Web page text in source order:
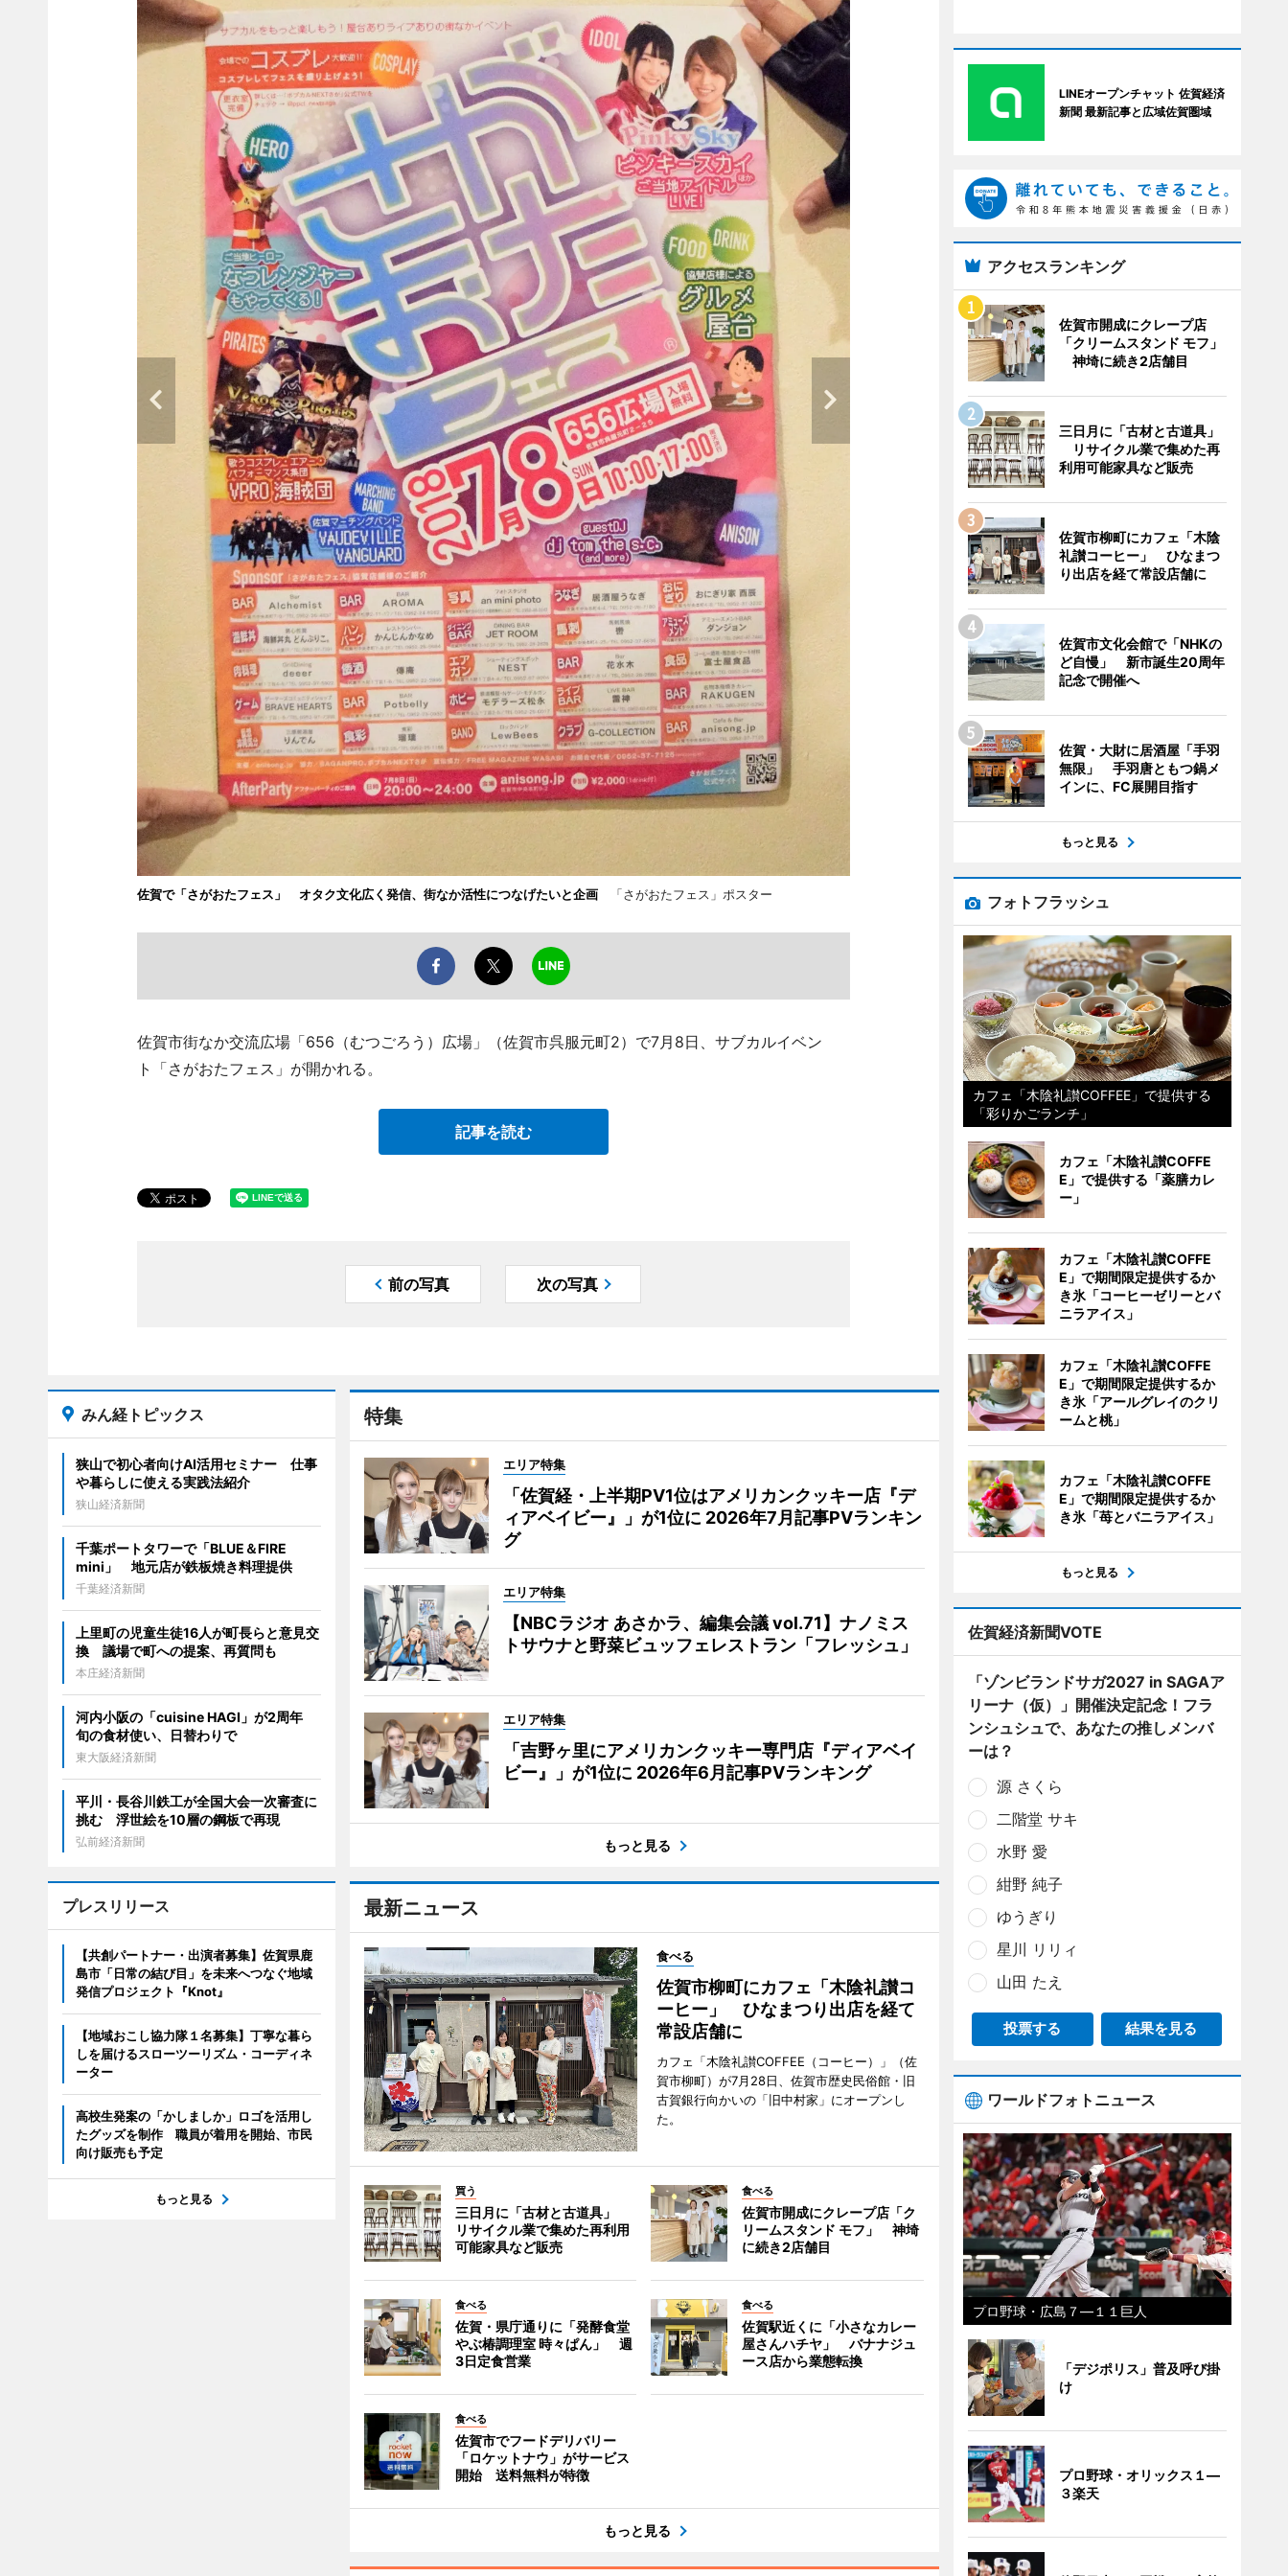
佐賀で「さがおたフェス」 オタク文化広く発信、街なか活性につなげたいと企画「さがおたフェス」ポスター
佐賀市街なか交流広場「656（むつごろう）広場」（佐賀市呉服元町2）で7月8日、サブカルイベン
ト「さがおたフェス」が開かれる。
記事を読む
前の写真 次の写真
特集
エリア特集
「佐賀経・上半期PV1位はアメリカンクッキー店『デ
ィアベイビー』」が1位に 2026年7月記事PVランキン
グ
エリア特集
【NBCラジオ あさかラ、編集会議 vol.71】ナノミス
トサウナと野菜ビュッフェレストラン「フレッシュ」
エリア特集
「吉野ヶ里にアメリカンクッキー専門店『ディアベイ
ビー』」が1位に 2026年6月記事PVランキング
もっと見る
最新ニュース
食べる
佐賀市柳町にカフェ「木陰礼讃コ
ーヒー」 ひなまつり出店を経て
常設店舗に
カフェ「木陰礼讃COFFEE（コーヒー）」（佐
賀市柳町）が7月28日、佐賀市歴史民俗館・旧
古賀銀行向かいの「旧中村家」にオープンし
た。
買う
三日月に「古材と古道具」
リサイクル業で集めた再利用
可能家具など販売
食べる
佐賀市開成にクレープ店「ク
リームスタンド モフ」 神埼
に続き2店舗目
食べる
佐賀・県庁通りに「発酵食堂
やぶ椿調理室 時々ぱん」 週
3日定食営業
食べる
佐賀駅近くに「小さなカレー
屋さんハチヤ」 バナナジュ
ース店から業態転換
食べる
佐賀市でフードデリバリー
「ロケットナウ」がサービス
開始 送料無料が特徴
もっと見る
みん経トピックス
狭山で初心者向けAI活用セミナー 仕事
や暮らしに使える実践法紹介
狭山経済新聞
千葉ポートタワーで「BLUE＆FIRE
mini」 地元店が鉄板焼き料理提供
千葉経済新聞
上里町の児童生徒16人が町長らと意見交
換 議場で町への提案、再質問も
本庄経済新聞
河内小阪の「cuisine HAGI」が2周年
旬の食材使い、日替わりで
東大阪経済新聞
平川・長谷川鉄工が全国大会一次審査に
挑む 浮世絵を10層の鋼板で再現
弘前経済新聞
プレスリリース
【共創パートナー・出演者募集】佐賀県鹿
島市「日常の結び目」を未来へつなぐ地域
発信プロジェクト『Knot』
【地域おこし協力隊１名募集】丁寧な暮ら
しを届けるスローツーリズム・コーディネ
ーター
高校生発案の「かしましか」ロゴを活用し
たグッズを制作 職員が着用を開始、市民
向け販売も予定
もっと見る
LINEオープンチャット 佐賀経済
新聞 最新記事と広域佐賀圏域
アクセスランキング
佐賀市開成にクレープ店
「クリームスタンド モフ」
神埼に続き2店舗目
三日月に「古材と古道具」
リサイクル業で集めた再
利用可能家具など販売
佐賀市柳町にカフェ「木陰
礼讃コーヒー」 ひなまつ
り出店を経て常設店舗に
佐賀市文化会館で「NHKの
ど自慢」 新市誕生20周年
記念で開催へ
佐賀・大財に居酒屋「手羽
無限」 手羽唐ともつ鍋メ
インに、FC展開目指す
もっと見る
フォトフラッシュ
カフェ「木陰礼讃COFFEE」で提供する
「彩りかごランチ」
カフェ「木陰礼讃COFFE
E」で提供する「薬膳カレ
ー」
カフェ「木陰礼讃COFFE
E」で期間限定提供するか
き氷「コーヒーゼリーとバ
ニラアイス」
カフェ「木陰礼讃COFFE
E」で期間限定提供するか
き氷「アールグレイのクリ
ームと桃」
カフェ「木陰礼讃COFFE
E」で期間限定提供するか
き氷「苺とバニラアイス」
もっと見る
佐賀経済新聞VOTE
「ゾンビランドサガ2027 in SAGAア
リーナ（仮）」開催決定記念！フラ
ンシュシュで、あなたの推しメンバ
ーは？
源 さくら
二階堂 サキ
水野 愛
紺野 純子
ゆうぎり
星川 リリィ
山田 たえ
投票する 結果を見る
ワールドフォトニュース
プロ野球・広島７―１１巨人
「デジポリス」普及呼び掛
け
プロ野球・オリックス１―
３楽天